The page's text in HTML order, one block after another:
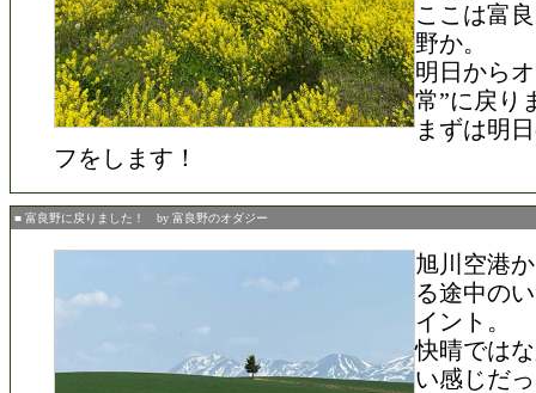
ここは富
野か。
明日から
常”に戻り
まずは明
フをします！
■ 富良野に戻りました！ by 富良野のオダジー
旭川空港
る途中の
イント。
快晴では
い感じだ